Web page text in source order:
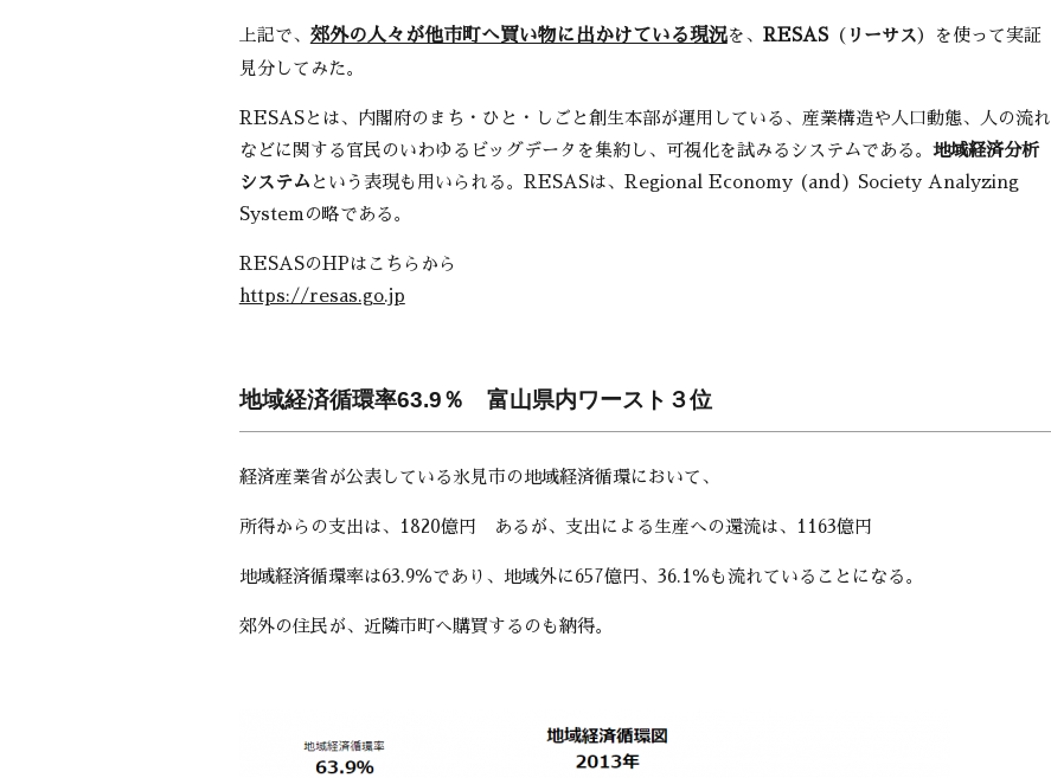
上記で、 郊外の人々が他市町へ買い物に出かけている現況を、 RESAS（ リーサス）を使って実証
見分してみた。
RESASとは、 内閣府の まち・ひと・しごと創生本部が運用している、 産業構造や 人口動態、人の流れ
などに関する官民のいわゆる ビッグデータ を集約し、 可視化を試みるシステムである。 地域経済分析
システム という表現も用いられる。RESASは、Regional Economy (and) Society Analyzing
Systemの略である。
RESASのHPはこちらから
https://resas.go.jp
地域経済循環率63.9％ 富山県内ワースト３位
経済産業省が公表している氷見市の地域経済循環において、
所得からの支出は、1820億円 あるが、支出による生産への還流は、1163億円
地域経済循環率は63.9％であり、地域外に657億円、36.1％も流れていることになる。
郊外の住民が、近隣市町へ購買するのも納得。